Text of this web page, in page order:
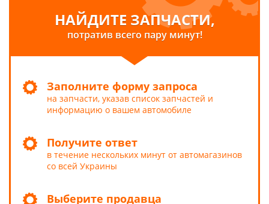
НАЙДИТЕ ЗАПЧАСТИ,
потратив всего пару минут!
Заполните форму запроса
на запчасти, указав список запчастей и
информацию о вашем автомобиле
Получите ответ
в течение нескольких минут от автомагазинов
со всей Украины
Выберите продавца